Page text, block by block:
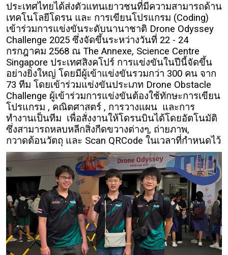
ประเทศไทยได้ส่งตัวแทนเยาวชนที่มีความสามารถด้าน
เทคโนโลยีโดรน และ การเขียนโปรแกรม (Coding)
เข้าร่วมการแข่งขันระดับนานาชาติ Drone Odyssey
Challenge 2025 ซึ่งจัดขึ้นระหว่างวันที่ 22 - 24
กรกฎาคม 2568 ณ The Annexe, Science Centre
Singapore ประเทศสิงคโปร์ การแข่งขันในปีนี้จัดขึ้น
อย่างยิ่งใหญ่ โดยมีผู้เข้าแข่งขันรวมกว่า 300 คน จาก
73 ทีม โดยเข้าร่วมแข่งขันประเภท Drone Obstacle
Challenge ผู้เข้าร่วมการแข่งขันต้องใช้ทักษะการเขียน
โปรแกรม , คณิตศาสตร์ , การวางแผน และการ
ทำงานเป็นทีม เพื่อสั่งงานให้โดรนบินได้โดยอัตโนมัติ
ซึ่งสามารถหลบหลีกสิ่งกีดขวางต่างๆ, ถ่ายภาพ,
กวาดต้อนวัตถุ และ Scan QRCode ในเวลาที่กำหนดไว้